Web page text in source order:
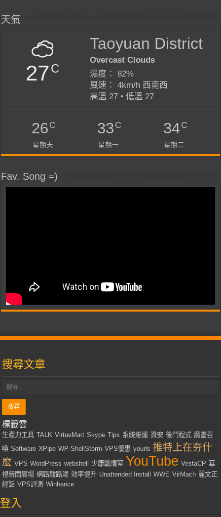
天氣
27C
Taoyuan District
Overcast Clouds
濕度： 82%
風速： 4km/h 西南西
高溫 27 • 低溫 27
26C
星期天
33C
星期一
34C
星期二
Fav. Song =)
搜尋文章
標籤雲
生產力工具 TALK VirtueMart Skype Tips 系統維運 資安 後門程式 魔靈召
喚 Software XPipe WP-ShellStorm VPS優惠 yourls 推特上在夯什
麼 VPS WordPress webshell 少康戰情室 YouTube VestaCP 華
視新聞廣場 網路酸路湯 效率提升 Unattended Install WWE VirMach 麗文正
經話 VPS評測 Winhance
登入